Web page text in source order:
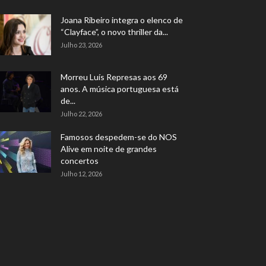
Joana Ribeiro integra o elenco de
“Clayface”, o novo thriller da...
Julho 23, 2026
Morreu Luís Represas aos 69
anos. A música portuguesa está
de...
Julho 22, 2026
Famosos despedem-se do NOS
Alive em noite de grandes
concertos
Julho 12, 2026